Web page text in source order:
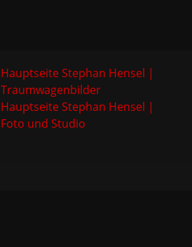
Hauptseite Stephan Hensel |
Traumwagenbilder
Hauptseite Stephan Hensel |
Foto und Studio